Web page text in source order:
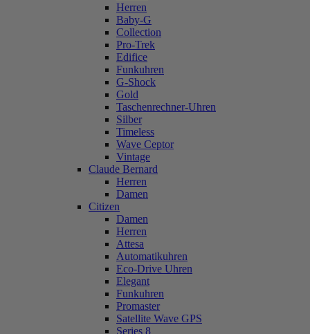
Herren
Baby-G
Collection
Pro-Trek
Edifice
Funkuhren
G-Shock
Gold
Taschenrechner-Uhren
Silber
Timeless
Wave Ceptor
Vintage
Claude Bernard
Herren
Damen
Citizen
Damen
Herren
Attesa
Automatikuhren
Eco-Drive Uhren
Elegant
Funkuhren
Promaster
Satellite Wave GPS
Series 8